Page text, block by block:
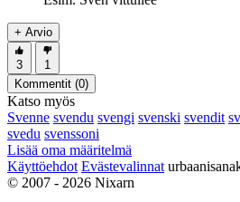
+ Arvio
3
1
Kommentit (0)
Katso myös
Svenne svendu svengi svenski svendit
svedu svenssoni
Lisää oma määritelmä
Käyttöehdot Evästevalinnat
© 2007 - 2026 Nixarn